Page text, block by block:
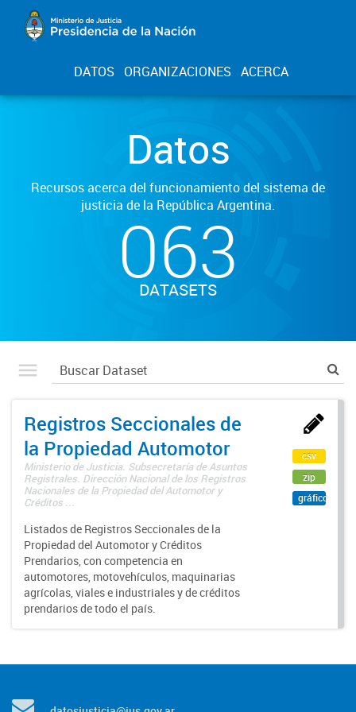
DATOS ORGANIZACIONES ACERCA
Datos
Recursos acerca del funcionamiento del sistema de
justicia de la República Argentina.
063
DATASETS
Registros Seccionales de
la Propiedad Automotor
Ministerio de Justicia. Subsecretaría de Asuntos
Registrales. Dirección Nacional de los Registros
Nacionales de la Propiedad del Automotor y
Créditos ...
Listados de Registros Seccionales de la
Propiedad del Automotor y Créditos
Prendarios, con competencia en
automotores, motovehículos, maquinarias
agrícolas, viales e industriales y de créditos
prendarios de todo el país.
csv
zip
gráfico